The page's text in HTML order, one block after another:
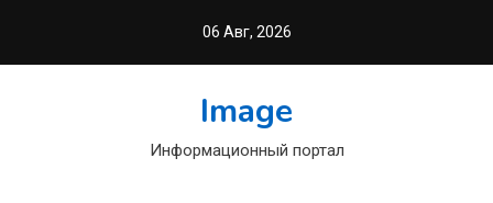
06 Авг, 2026
Image
Информационный портал